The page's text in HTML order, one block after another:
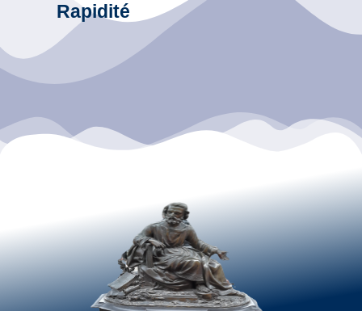
Rapidité